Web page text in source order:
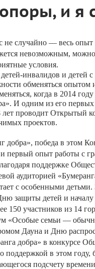
и я
не случайно — весь опыт
невозможным, можно
условия.
детей-инвалидов и детей с
обменяться опытом
, когда в 2014 году
». И одним из его первых
лет проводит Открытый
проектов.
добра», победа в этом
и первый опыт работы с
поддержке
аудиторией «
с особенными детьми.
защиты детей и началу
150 участников из 14
«Особые семьи —
Дауна и Дню
добра» в конкурсе
поддержкой в этом году,
подсчету времени